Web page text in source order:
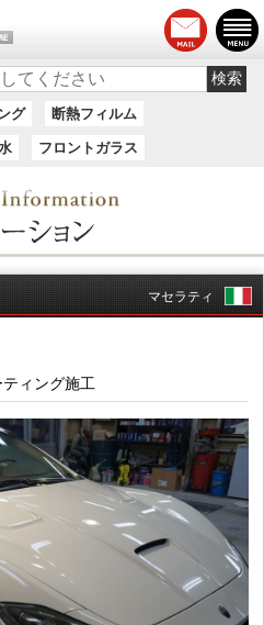
グ 断熱フィルム
フロントガラス
マセラティ
ィング施工